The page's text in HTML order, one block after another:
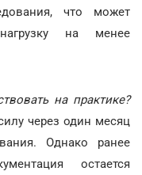
что может
на менее
на практике?
через один месяц
Однако ранее
остается